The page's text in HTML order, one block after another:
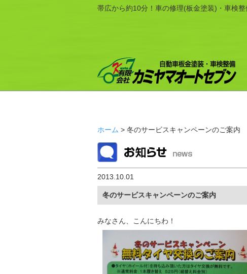
帯広から約10分！車の修理(板金塗装)・車検
ホーム > 冬のサービスキャンペーンのご案内
2013.10.01
冬のサービスキャンペーンのご案内
みなさん、こんにちわ！